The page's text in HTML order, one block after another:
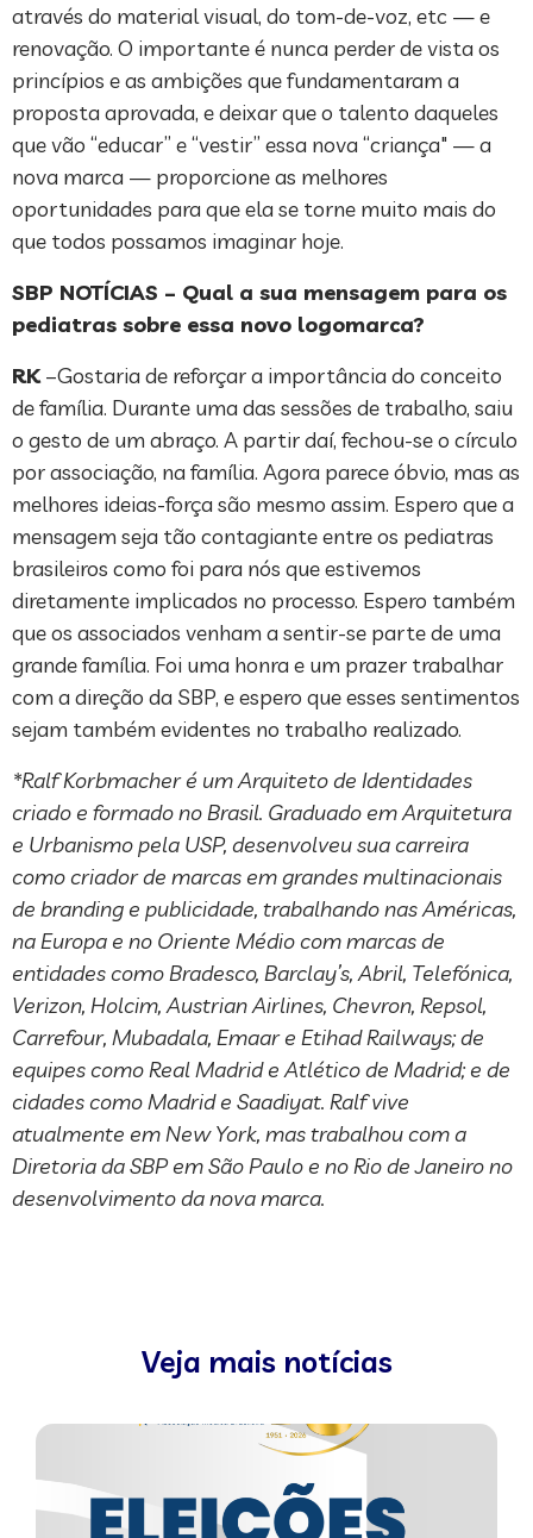
através do material visual, do tom-de-voz, etc — e
renovação. O importante é nunca perder de vista os
princípios e as ambições que fundamentaram a
proposta aprovada, e deixar que o talento daqueles
que vão “educar” e “vestir” essa nova “criança" — a
nova marca — proporcione as melhores
oportunidades para que ela se torne muito mais do
que todos possamos imaginar hoje.
SBP NOTÍCIAS – Qual a sua mensagem para os
pediatras sobre essa novo logomarca?
RK–Gostaria de reforçar a importância do conceito
de família. Durante uma das sessões de trabalho, saiu
o gesto de um abraço. A partir daí, fechou-se o círculo
por associação, na família. Agora parece óbvio, mas as
melhores ideias-força são mesmo assim. Espero que a
mensagem seja tão contagiante entre os pediatras
brasileiros como foi para nós que estivemos
diretamente implicados no processo. Espero também
que os associados venham a sentir-se parte de uma
grande família. Foi uma honra e um prazer trabalhar
com a direção da SBP, e espero que esses sentimentos
sejam também evidentes no trabalho realizado.
*Ralf Korbmacher é um Arquiteto de Identidades
criado e formado no Brasil. Graduado em Arquitetura
e Urbanismo pela USP, desenvolveu sua carreira
como criador de marcas em grandes multinacionais
de branding e publicidade, trabalhando nas Américas,
na Europa e no Oriente Médio com marcas de
entidades como Bradesco, Barclay’s, Abril, Telefónica,
Verizon, Holcim, Austrian Airlines, Chevron, Repsol,
Carrefour, Mubadala, Emaar e Etihad Railways; de
equipes como Real Madrid e Atlético de Madrid; e de
cidades como Madrid e Saadiyat. Ralf vive
atualmente em New York, mas trabalhou com a
Diretoria da SBP em São Paulo e no Rio de Janeiro no
desenvolvimento da nova marca.
Veja mais notícias